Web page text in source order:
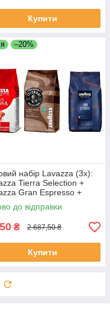
Купити
–20%
набір Lavazza (3х):
Tierra Selection +
Gran Espresso +
Qualita Rossa
до відправки
₴ 2 687,50 ₴
Купити